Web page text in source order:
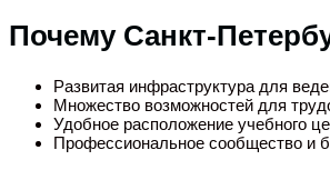
Почему Санкт-
Развитая инфраструктура для
Множество возможностей для
Удобное расположение учебного
Профессиональное сообщество и